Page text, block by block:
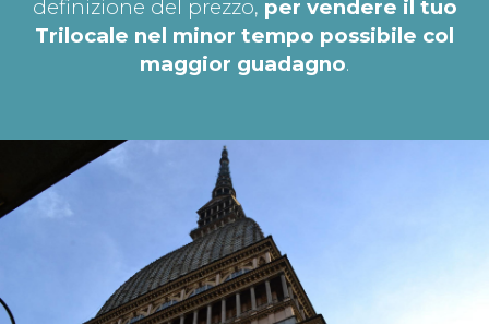
definizione del prezzo, per vendere il tuo
Trilocale nel minor tempo possibile col
maggior guadagno.